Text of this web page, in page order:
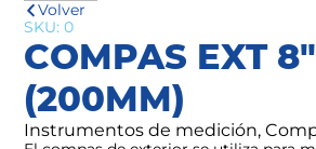
Volver
SKU: 0
COMPAS EXT 8"
(200MM)
Instrumentos de medición,